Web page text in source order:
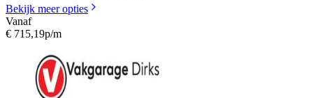
Bekijk meer opties
Vanaf
€ 715,19p/m